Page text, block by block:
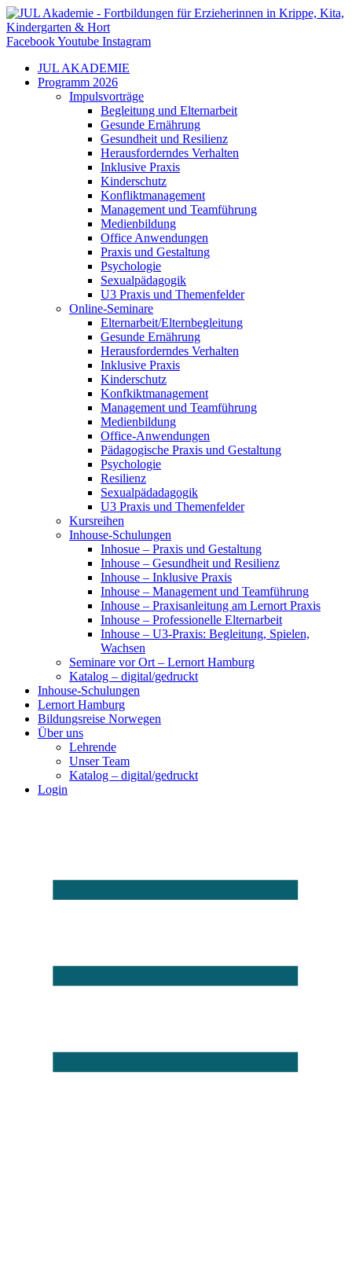
Zum
Inhalt
springen
FacebookYoutube Instagram
JUL AKADEMIE
Programm 2026
Impulsvorträge
Begleitung und Elternarbeit
Gesunde Ernährung
Gesundheit und Resilienz
Herausforderndes Verhalten
Inklusive Praxis
Kinderschutz
Konfliktmanagement
Management und Teamführung
Medienbildung
Office Anwendungen
Praxis und Gestaltung
Psychologie
Sexualpädagogik
U3 Praxis und Themenfelder
Online-Seminare
Elternarbeit/Elternbegleitung
Gesunde Ernährung
Herausforderndes Verhalten
Inklusive Praxis
Kinderschutz
Konfkiktmanagement
Management und Teamführung
Medienbildung
Office-Anwendungen
Pädagogische Praxis und Gestaltung
Psychologie
Resilienz
Sexualpädadagogik
U3 Praxis und Themenfelder
Kursreihen
Inhouse-Schulungen
Inhosue – Praxis und Gestaltung
Inhouse – Gesundheit und Resilienz
Inhouse – Inklusive Praxis
Inhouse – Management und Teamführung
Inhouse – Praxisanleitung am Lernort Praxis
Inhouse – Professionelle Elternarbeit
Inhouse – U3-Praxis: Begleitung, Spielen,
Wachsen
Seminare vor Ort – Lernort Hamburg
Katalog – digital/gedruckt
Inhouse-Schulungen
Lernort Hamburg
Bildungsreise Norwegen
Über uns
Lehrende
Unser Team
Katalog – digital/gedruckt
Login